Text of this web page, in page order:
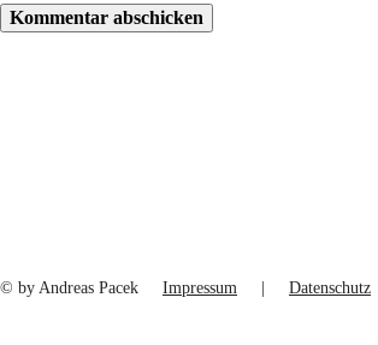
© by Andreas Pacek Impressum Datenschutz